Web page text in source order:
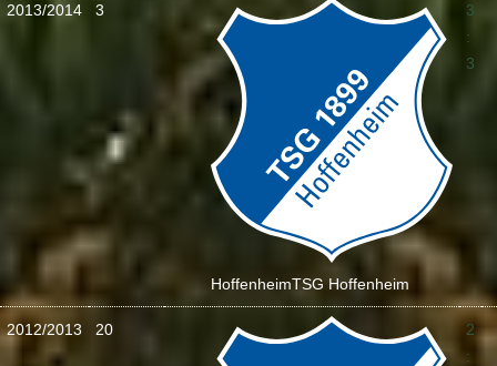
2013/2014 3
HoffenheimTSG Hoffenheim
3
:
3
2012/2013 20
2
: